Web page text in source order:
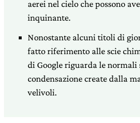
aerei nel cielo che possono
inquinante.
Nonostante alcuni titoli di
fatto riferimento alle scie
di Google riguarda le normali
condensazione create dalla
velivoli.